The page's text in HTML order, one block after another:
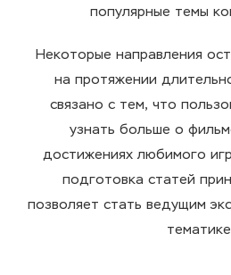
популярные темы
Некоторые направления
на протяжении
связано с тем, что
узнать больше о
достижениях любимого
подготовка статей
позволяет стать ведущим